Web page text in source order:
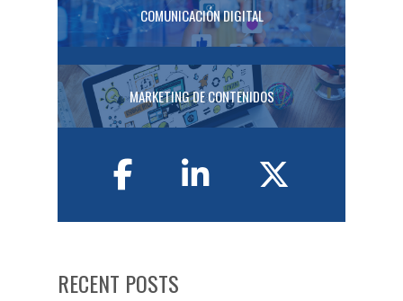
COMUNICACIÓN DIGITAL
MARKETING DE CONTENIDOS
RECENT POSTS